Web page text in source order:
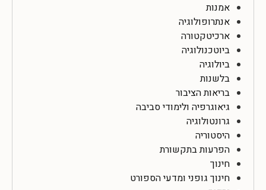
אמנות
אנתרופולוגיה
ארכיטקטורה
ביוטכנולוגיה
ביולוגיה
בלשנות
בריאות הציבור
גיאוגרפיה ולימודי סביבה
גרונטולוגיה
היסטוריה
הפרעות בתקשורת
חינוך
חינוך גופני ומדעי הספורט